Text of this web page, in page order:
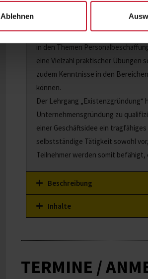
Ablehnen
Durch die Qualifikation
insbesondere in der ziel- und
in den Themen
eine Vielzahl praktischer Übungen
zudem Kenntnisse in den
können.
Der Lehrgang
Unternehmensgründung zu
einer Geschäftsidee ein
selbstständige Tätigkeit sowohl
Teilnehmer werden somit
Beschreibung
Inhalte
TERMINE /